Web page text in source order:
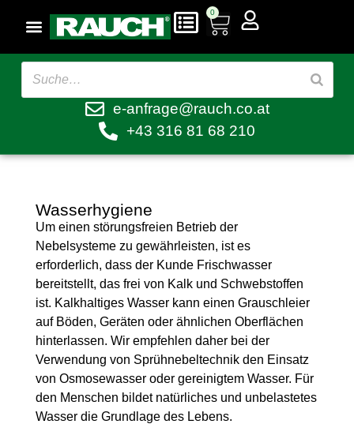
0
e-anfrage@rauch.co.at
+43 316 81 68 210
Wasserhygiene
Um einen störungsfreien Betrieb der
Nebelsysteme zu gewährleisten, ist es
erforderlich, dass der Kunde Frischwasser
bereitstellt, das frei von Kalk und Schwebstoffen
ist. Kalkhaltiges Wasser kann einen Grauschleier
auf Böden, Geräten oder ähnlichen Oberflächen
hinterlassen. Wir empfehlen daher bei der
Verwendung von Sprühnebeltechnik den Einsatz
von Osmosewasser oder gereinigtem Wasser. Für
den Menschen bildet natürliches und unbelastetes
Wasser die Grundlage des Lebens.